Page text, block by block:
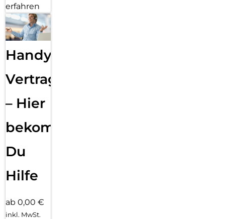
erfahren
Handy
Vertragsabwicklung
– Hier
bekommst
Du
Hilfe
ab 0,00 €
inkl. MwSt.